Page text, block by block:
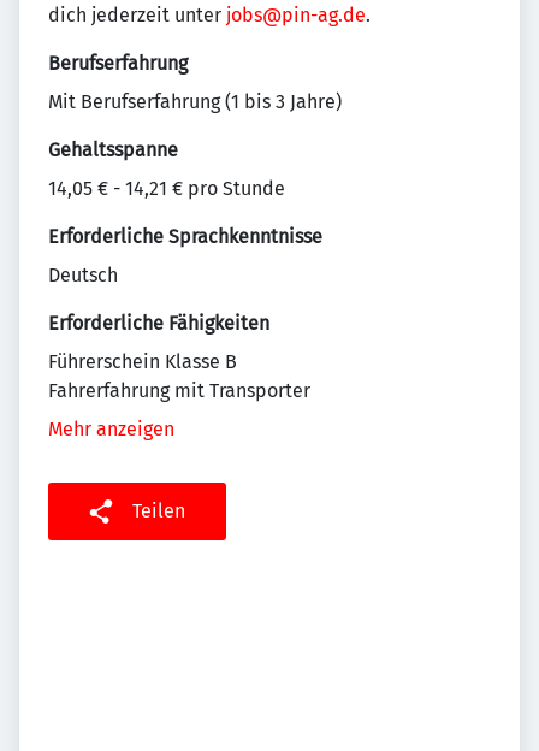
dich jederzeit unter jobs@pin-ag.de.
Berufserfahrung
Mit Berufserfahrung (1 bis 3 Jahre)
Gehaltsspanne
14,05 € - 14,21 € pro Stunde
Erforderliche Sprachkenntnisse
Deutsch
Erforderliche Fähigkeiten
Führerschein Klasse B
Fahrerfahrung mit Transporter
Mehr anzeigen
Teilen